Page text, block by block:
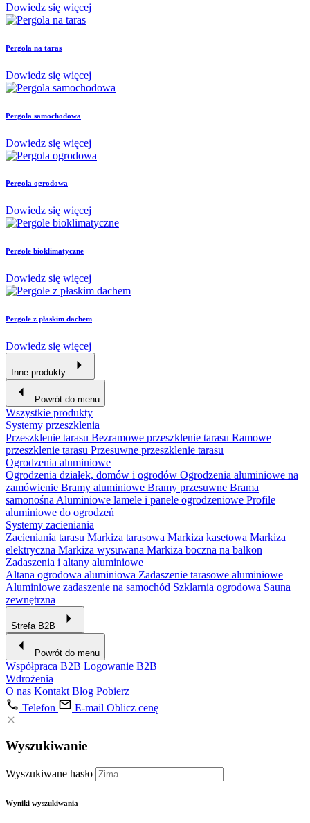
Dowiedz się więcej
Pergola na taras
Dowiedz się więcej
Pergola samochodowa
Dowiedz się więcej
Pergola ogrodowa
Dowiedz się więcej
Pergole bioklimatyczne
Dowiedz się więcej
Pergole z płaskim dachem
Dowiedz się więcej
Inne produkty
Powrót do menu
Wszystkie produkty
Systemy przeszklenia
Przeszklenie tarasu Bezramowe przeszklenie tarasu Ramowe
przeszklenie tarasu Przesuwne przeszklenie tarasu
Ogrodzenia aluminiowe
Ogrodzenia działek, domów i ogrodów Ogrodzenia aluminiowe na
zamówienie Bramy aluminiowe Bramy przesuwne Brama
samonośna Aluminiowe lamele i panele ogrodzeniowe Profile
aluminiowe do ogrodzeń
Systemy zacieniania
Zacieniania tarasu Markiza tarasowa Markiza kasetowa Markiza
elektryczna Markiza wysuwana Markiza boczna na balkon
Zadaszenia i altany aluminiowe
Altana ogrodowa aluminiowa Zadaszenie tarasowe aluminiowe
Aluminiowe zadaszenie na samochód Szklarnia ogrodowa Sauna
zewnętrzna
Strefa B2B
Powrót do menu
Współpraca B2B Logowanie B2B
Wdrożenia
O nas Kontakt Blog Pobierz
Telefon
E-mail Oblicz cenę
Wyszukiwanie
Wyszukiwane hasło
Wyniki wyszukiwania